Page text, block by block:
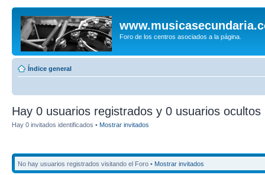
Foro de los centros asociados a la página.
Índice general
Hay 0 usuarios registrados y 0 usuarios ocultos
Hay 0 invitados identificados • Mostrar invitados
No hay usuarios registrados visitando el Foro • Mostrar invitados